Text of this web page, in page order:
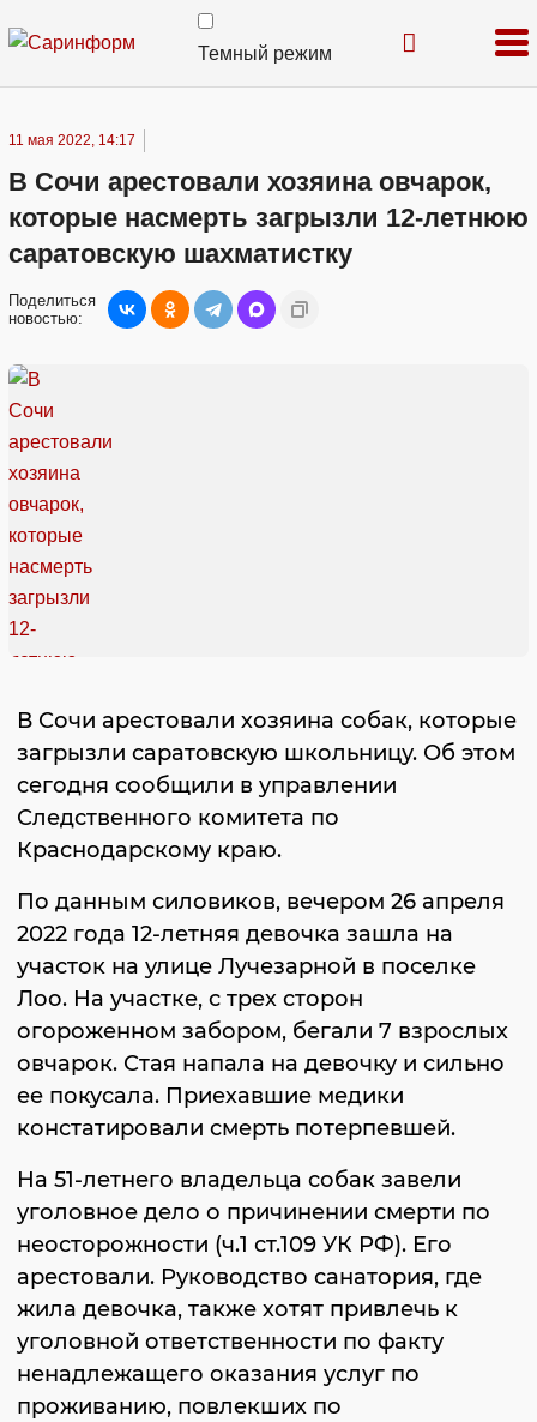
Темный режим
11 мая 2022, 14:17
В Сочи арестовали хозяина овчарок,
которые насмерть загрызли 12-летнюю
саратовскую шахматистку
Поделиться
новостью:
В Сочи арестовали хозяина собак, которые
загрызли саратовскую школьницу. Об этом
сегодня сообщили в управлении
Следственного комитета по
Краснодарскому краю.
По данным силовиков, вечером 26 апреля
2022 года 12-летняя девочка зашла на
участок на улице Лучезарной в поселке
Лоо. На участке, с трех сторон
огороженном забором, бегали 7 взрослых
овчарок. Стая напала на девочку и сильно
ее покусала. Приехавшие медики
констатировали смерть потерпевшей.
На 51-летнего владельца собак завели
уголовное дело о причинении смерти по
неосторожности (ч.1 ст.109 УК РФ). Его
арестовали. Руководство санатория, где
жила девочка, также хотят привлечь к
уголовной ответственности по факту
ненадлежащего оказания услуг по
проживанию, повлекших по